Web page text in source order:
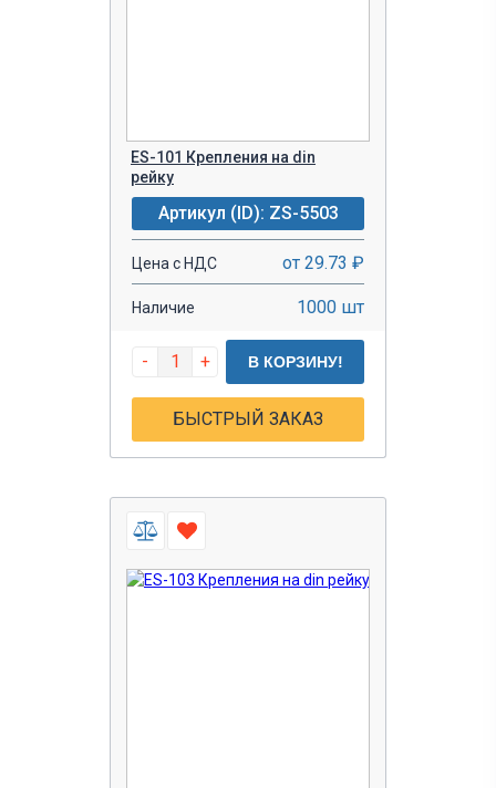
ES-101 Крепления на din
рейку
Артикул (ID): ZS-5503
Цена с НДС от 29.73 ₽
Наличие 1000 шт
- + В КОРЗИНУ!
БЫСТРЫЙ ЗАКАЗ